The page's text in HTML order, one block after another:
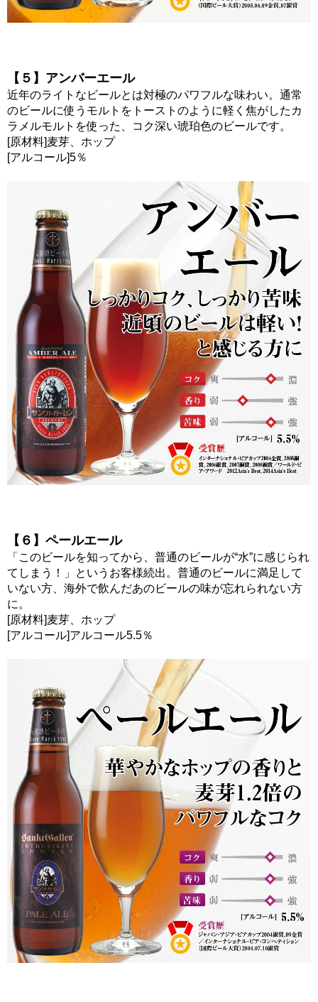
【５】アンバーエール
近年のライトなビールとは対極のパワフルな味わい。通常
のビールに使うモルトをトーストのように軽く焦がしたカ
ラメルモルトを使った、コク深い琥珀色のビールです。
[原材料]麦芽、ホップ
[アルコール]5％
【６】ペールエール
「このビールを知ってから、普通のビールが“水”に感じられ
てしまう！」というお客様続出。普通のビールに満足して
いない方、海外で飲んだあのビールの味が忘れられない方
に。
[原材料]麦芽、ホップ
[アルコール]アルコール5.5％